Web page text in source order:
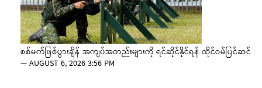
စစ်မက်ဖြစ်ပွားချိန် အကျပ်အတည်းများကို ရင်ဆိုင်နိုင်ရန် ထိုင်ဝမ်ပြင်ဆင်
—AUGUST 6, 2026 3:56 PM